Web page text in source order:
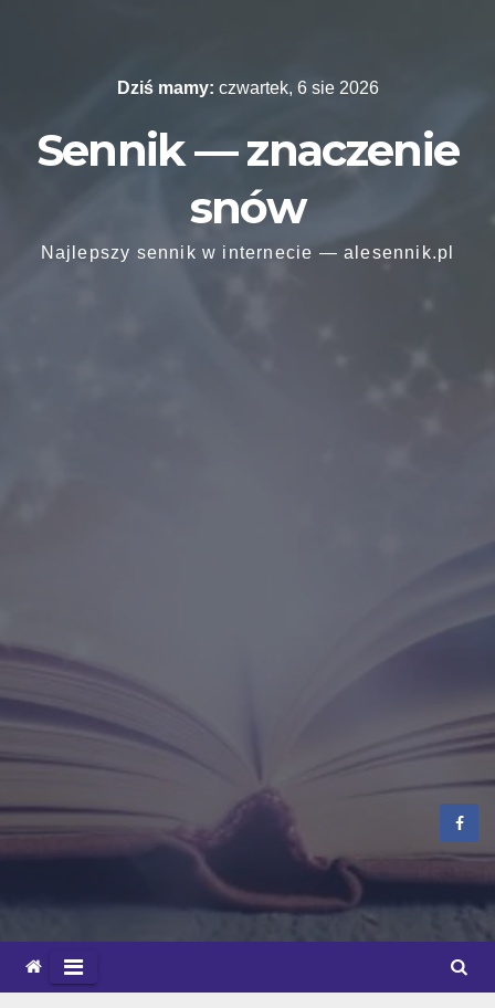
Dziś mamy: czwartek, 6 sie 2026
Sennik — znaczenie
snów
Najlepszy sennik w internecie — alesennik.pl